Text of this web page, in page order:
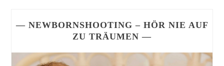
— NEWBORNSHOOTING – HÖR NIE AUF
ZU TRÄUMEN —